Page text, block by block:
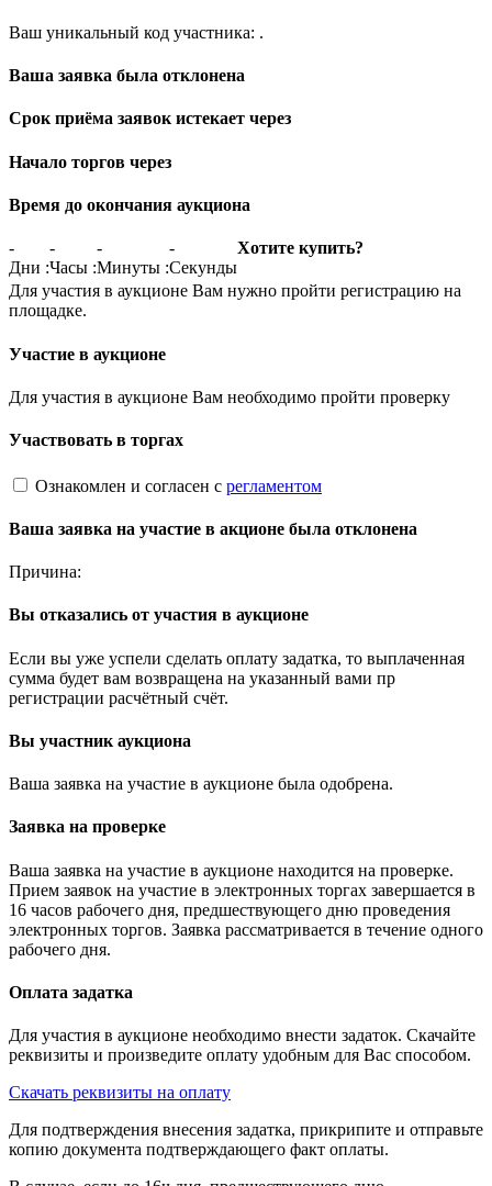
Ваш уникальный код участника: .
Ваша заявка была отклонена
Срок приёма заявок истекает через
Начало торгов через
Время до окончания аукциона
-
Дни :
-
Часы :
-
Минуты :
-
Секунды
Хотите купить?
Для участия в аукционе Вам нужно пройти регистрацию на
площадке.
Участие в аукционе
Для участия в аукционе Вам необходимо пройти проверку
Участвовать в торгах
Ознакомлен и согласен с регламентом
Ваша заявка на участие в акционе была отклонена
Причина:
Вы отказались от участия в аукционе
Если вы уже успели сделать оплату задатка, то выплаченная
сумма будет вам возвращена на указанный вами пр
регистрации расчётный счёт.
Вы участник аукциона
Ваша заявка на участие в аукционе была одобрена.
Заявка на проверке
Ваша заявка на участие в аукционе находится на проверке.
Прием заявок на участие в электронных торгах завершается в
16 часов рабочего дня, предшествующего дню проведения
электронных торгов. Заявка рассматривается в течение одного
рабочего дня.
Оплата задатка
Для участия в аукционе необходимо внести задаток. Скачайте
реквизиты и произведите оплату удобным для Вас способом.
Скачать реквизиты на оплату
Для подтверждения внесения задатка, прикрипите и отправьте
копию документа подтверждающего факт оплаты.